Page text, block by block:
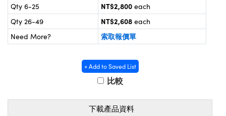
and Couplers | 中繼鏡或耦合鏡
Microscopes | 袖珍顯微鏡
鏡
| 模擬相機
Qty 6-25
NT$2,800 each
Qty 26-49
NT$2,608 each
Need More?
索取報價單
+ Add to Saved List
比較
下載產品資料